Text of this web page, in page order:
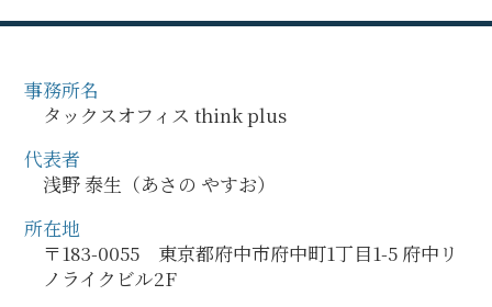
事務所名
タックスオフィス think plus
代表者
浅野 泰生（あさの やすお）
所在地
〒183-0055 東京都府中市府中町1丁目1-5 府中リ
ノライクビル2F